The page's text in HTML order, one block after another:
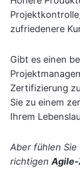
zufriedenere
Gibt es einen
Zertifizierung
Sie zu einem
Ihrem
Aber fühlen
richtigen